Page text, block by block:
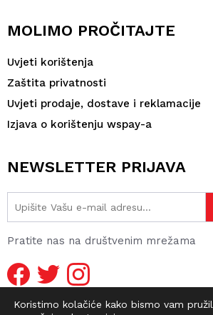
MOLIMO PROČITAJTE
Uvjeti korištenja
Zaštita privatnosti
Uvjeti prodaje, dostave i reklamacije
Izjava o korištenju wspay-a
NEWSLETTER PRIJAVA
Pratite nas na društvenim mrežama
Koristimo kolačiće kako bismo vam